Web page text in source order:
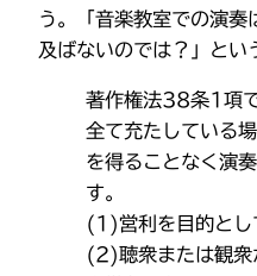
う。「音楽教室での演奏
及ばないのでは？」とい
著作権法38条1項
全て充たしている
を得ることなく演
す。
(1)営利を目的とし
(2)聴衆または観衆